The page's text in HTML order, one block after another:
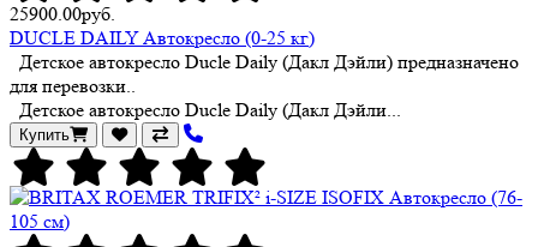
25900.00руб.
DUCLE DAILY Автокресло (0-25 кг)
Детское автокресло Ducle Daily (Дакл Дэйли) предназначено
для перевозки..
Детское автокресло Ducle Daily (Дакл Дэйли...
Купить